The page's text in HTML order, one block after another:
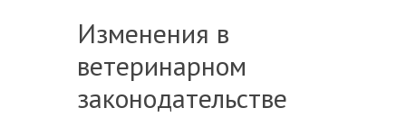
Изменения в
ветеринарном
законодательстве